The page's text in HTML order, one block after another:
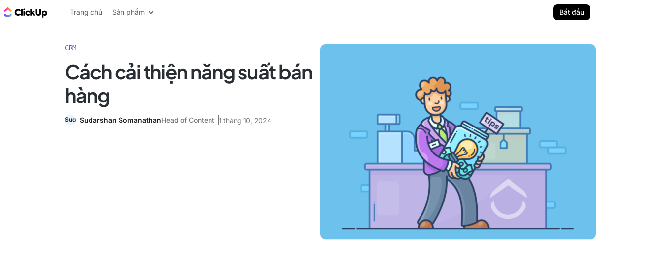
ClickUp Blog
Trang chủ Sản phẩm Bắt đầu
CRM
Cách cải thiện năng suất bán
hàng
Sudarshan SomanathanHead of Content 1 tháng 10, 2024